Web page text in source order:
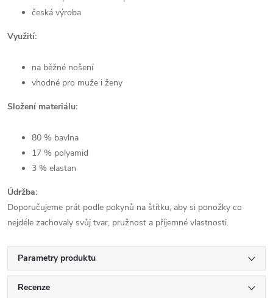
česká výroba
Využití:
na běžné nošení
vhodné pro muže i ženy
Složení materiálu:
80 % bavlna
17 % polyamid
3 % elastan
Údržba:
Doporučujeme prát podle pokynů na štítku, aby si ponožky co
nejdéle zachovaly svůj tvar, pružnost a příjemné vlastnosti.
Parametry produktu
Recenze